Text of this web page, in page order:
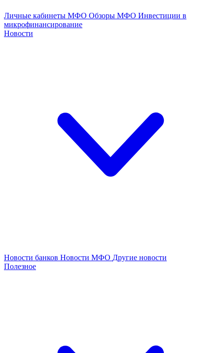
Личные кабинеты МФО Обзоры МФО Инвестиции в
микрофинансирование
Новости
Новости банков Новости МФО Другие новости
Полезное